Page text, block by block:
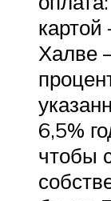
Халве
6,5%
чтобы